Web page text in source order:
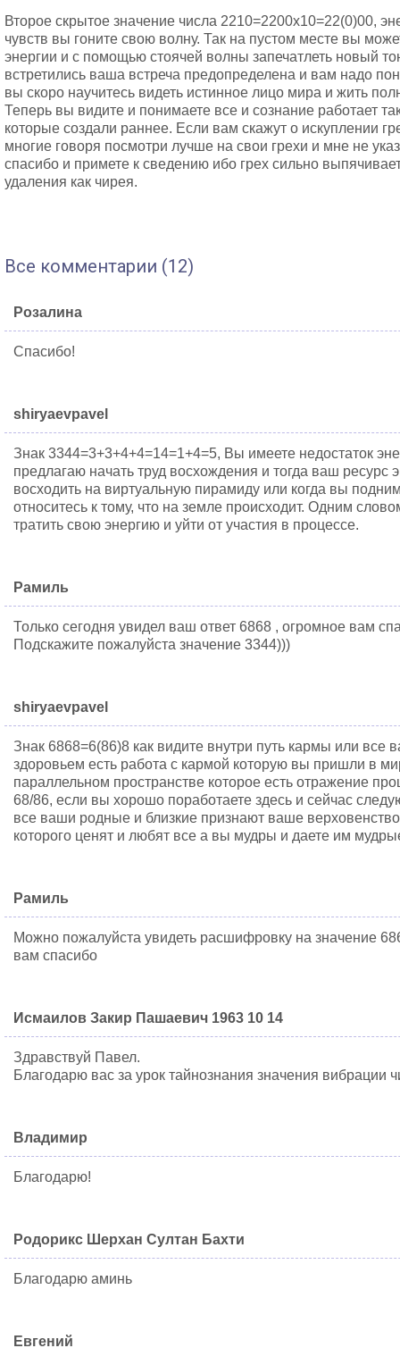
Второе скрытое значение числа 2210=2200х10=22(0)00,
чувств вы гоните свою волну. Так на пустом месте вы
энергии и с помощью стоячей волны запечатлеть новый
встретились ваша встреча предопределена и вам надо
вы скоро научитесь видеть истинное лицо мира и жить
Теперь вы видите и понимаете все и сознание работает
которые создали раннее. Если вам скажут о искуплении
многие говоря посмотри лучше на свои грехи и мне не
спасибо и примете к сведению ибо грех сильно
удаления как чирея.
Все комментарии (12)
Розалина
Спасибо!
shiryaevpavel
Знак 3344=3+3+4+4=14=1+4=5, Вы имеете недостаток
предлагаю начать труд восхождения и тогда ваш ресурс
восходить на виртуальную пирамиду или когда вы
относитесь к тому, что на земле происходит. Одним
тратить свою энергию и уйти от участия в процессе.
Рамиль
Только сегодня увидел ваш ответ 6868 , огромное вам
Подскажите пожалуйста значение 3344)))
shiryaevpavel
Знак 6868=6(86)8 как видите внутри путь кармы или все
здоровьем есть работа с кармой которую вы пришли в
параллельном пространстве которое есть отражение
68/86, если вы хорошо поработаете здесь и сейчас
все ваши родные и близкие признают ваше
которого ценят и любят все а вы мудры и даете им
Рамиль
Можно пожалуйста увидеть расшифровку на значение
вам спасибо
Исмаилов Закир Пашаевич 1963 10 14
Здравствуй Павел.
Благодарю вас за урок тайнознания значения вибрации
Владимир
Благодарю!
Родорикс Шерхан Султан Бахти
Благодарю аминь
Евгений